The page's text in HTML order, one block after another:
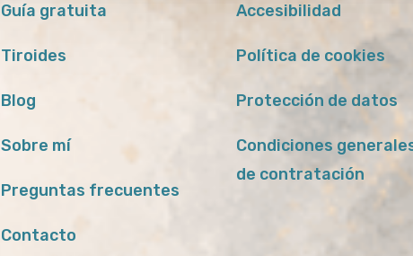
Guía gratuita
Tiroides
Blog
Sobre mí
Preguntas frecuentes
Contacto
Accesibilidad
Política de cookies
Protección de datos
Condiciones
de contratación